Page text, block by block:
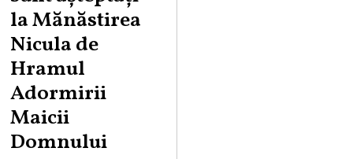
la Mănăstirea
Nicula de
Hramul
Adormirii
Maicii
Domnului